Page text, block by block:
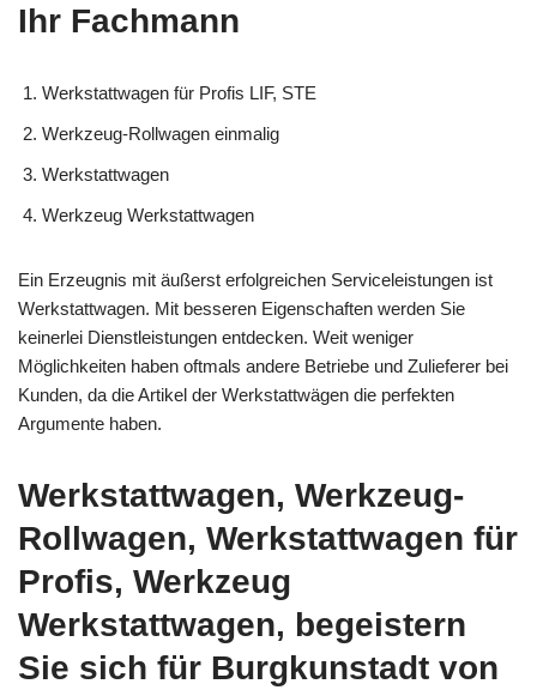
Ihr Fachmann
Werkstattwagen für Profis LIF, STE
Werkzeug-Rollwagen einmalig
Werkstattwagen
Werkzeug Werkstattwagen
Ein Erzeugnis mit äußerst erfolgreichen Serviceleistungen ist
Werkstattwagen. Mit besseren Eigenschaften werden Sie
keinerlei Dienstleistungen entdecken. Weit weniger
Möglichkeiten haben oftmals andere Betriebe und Zulieferer bei
Kunden, da die Artikel der Werkstattwägen die perfekten
Argumente haben.
Werkstattwagen, Werkzeug-
Rollwagen, Werkstattwagen für
Profis, Werkzeug
Werkstattwagen, begeistern
Sie sich für Burgkunstadt von